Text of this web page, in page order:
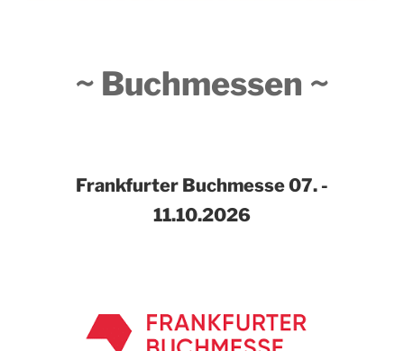
~ Buchmessen ~
Frankfurter Buchmesse07. -
11.10.2026